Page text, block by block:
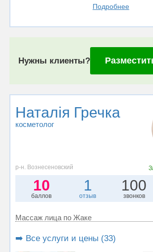
Подробнее
Нужны клиенты?
Наталія Гречка
косметолог
р-н. Вознесеновский
10
баллов
1
отзыв
100
звонков
Массаж лица по Жаке
➡️ Все услуги и цены (33)